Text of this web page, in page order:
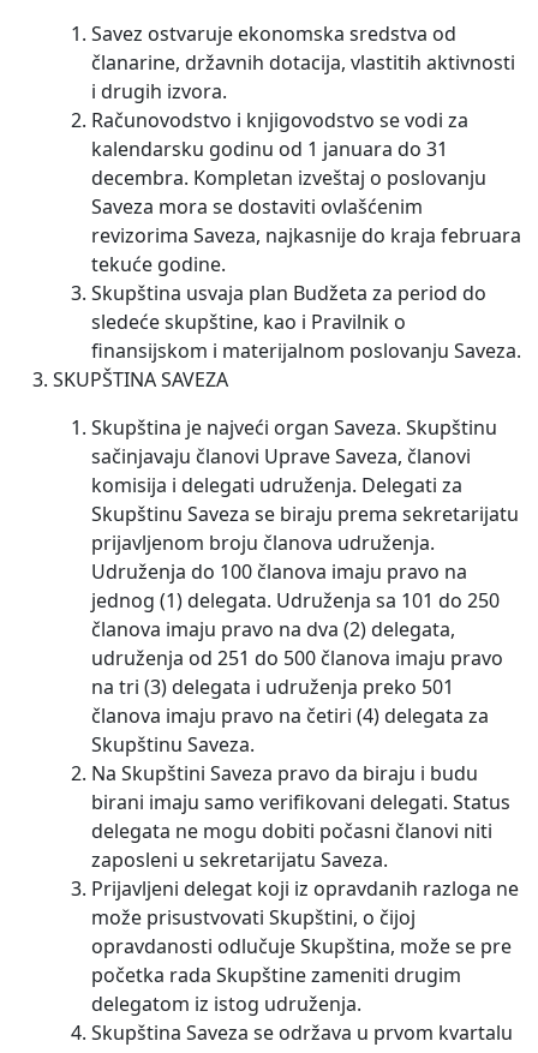
Savez ostvaruje ekonomska sredstva od
članarine, državnih dotacija, vlastitih aktivnosti
i drugih izvora.
Računovodstvo i knjigovodstvo se vodi za
kalendarsku godinu od 1 januara do 31
decembra. Kompletan izveštaj o poslovanju
Saveza mora se dostaviti ovlašćenim
revizorima Saveza, najkasnije do kraja februara
tekuće godine.
Skupština usvaja plan Budžeta za period do
sledeće skupštine, kao i Pravilnik o
finansijskom i materijalnom poslovanju Saveza.
SKUPŠTINA SAVEZA
Skupština je najveći organ Saveza. Skupštinu
sačinjavaju članovi Uprave Saveza, članovi
komisija i delegati udruženja. Delegati za
Skupštinu Saveza se biraju prema sekretarijatu
prijavljenom broju članova udruženja.
Udruženja do 100 članova imaju pravo na
jednog (1) delegata. Udruženja sa 101 do 250
članova imaju pravo na dva (2) delegata,
udruženja od 251 do 500 članova imaju pravo
na tri (3) delegata i udruženja preko 501
članova imaju pravo na četiri (4) delegata za
Skupštinu Saveza.
Na Skupštini Saveza pravo da biraju i budu
birani imaju samo verifikovani delegati. Status
delegata ne mogu dobiti počasni članovi niti
zaposleni u sekretarijatu Saveza.
Prijavljeni delegat koji iz opravdanih razloga ne
može prisustvovati Skupštini, o čijoj
opravdanosti odlučuje Skupština, može se pre
početka rada Skupštine zameniti drugim
delegatom iz istog udruženja.
Skupština Saveza se održava u prvom kvartalu